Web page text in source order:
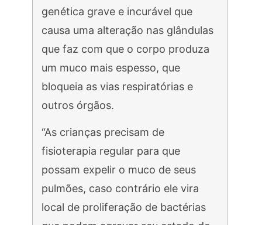
genética grave e incurável que
causa uma alteração nas glândulas
que faz com que o corpo produza
um muco mais espesso, que
bloqueia as vias respiratórias e
outros órgãos.
“As crianças precisam de
fisioterapia regular para que
possam expelir o muco de seus
pulmões, caso contrário ele vira
local de proliferação de bactérias